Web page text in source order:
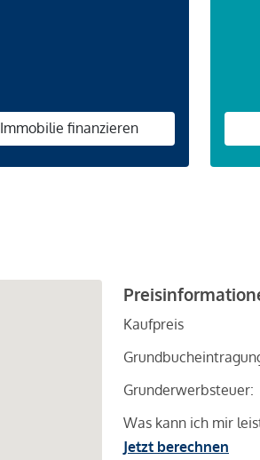
Immobilie finanzieren
Kaufpreis
Grunderwerbsteuer:
Was kann ich mir
Jetzt berechnen